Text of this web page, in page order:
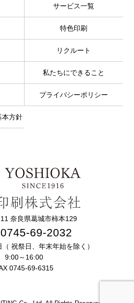
サービス一覧
特色印刷
リクルート
私たちにできること
プライバシーポリシー
本方針
奈良県葛城市柿本129
69-2032
祝祭日、年末年始を除く）
9:00～16:00
0745-69-6315